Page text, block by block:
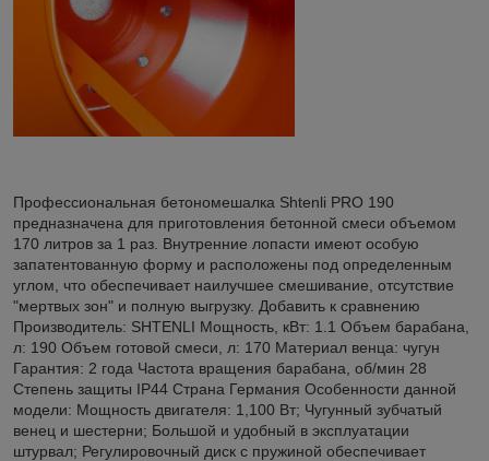
Профессиональная бетономешалка Shtenli PRO 190
предназначена для приготовления бетонной смеси объемом
170 литров за 1 раз. Внутренние лопасти имеют особую
запатентованную форму и расположены под определенным
углом, что обеспечивает наилучшее смешивание, отсутствие
"мертвых зон" и полную выгрузку. Добавить к сравнению
Производитель: SHTENLI Мощность, кВт: 1.1 Объем барaбана,
л: 190 Объем готовoй смеси, л: 170 Материал венца: чугун
Гарантия: 2 года Частота врaщения бaрабана, об/мин 28
Степень зaщиты IP44 Страна Германия Особенности данной
модели: Мощность двигателя: 1,100 Вт; Чугунный зубчатый
венец и шестерни; Большой и удобный в эксплуатации
штурвал; Регулировочный диск с пружиной обеспечивает